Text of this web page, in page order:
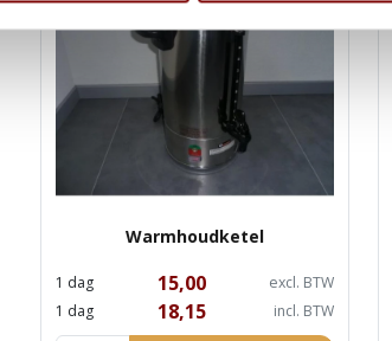
Warmhoudketel
1 dag 15,00
excl. BTW
1 dag
18,15 incl. BTW